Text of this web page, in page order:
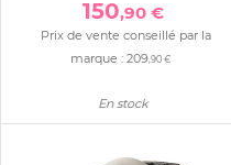
150,90 €
Prix de vente conseillé par la
marque :209,90 €
En stock